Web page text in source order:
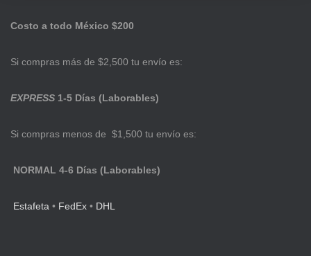
Costo a todo México $200
Si compras más de $2,500 tu envío es:
EXPRESS 1-5 Días (Laborables)
Si compras menos de $1,500 tu envío es:
NORMAL 4-6 Días (Laborables)
Estafeta • FedEx • DHL